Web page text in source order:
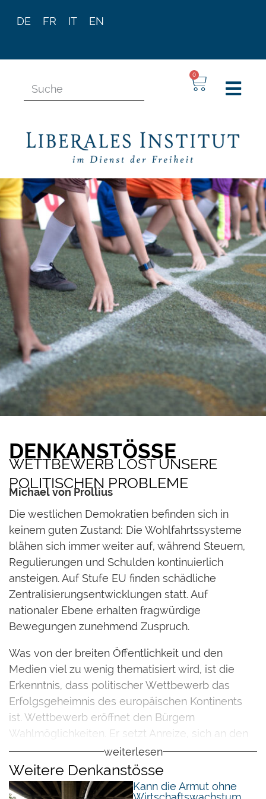
DE FR IT EN
0
DENKANSTÖSSE
WETTBEWERB LÖST UNSERE
POLITISCHEN PROBLEME
Michael von Prollius
Die westlichen Demokratien befinden sich in
keinem guten Zustand: Die Wohlfahrtssysteme
blähen sich immer weiter auf, während Steuern,
Regulierungen und Schulden kontinuierlich
ansteigen. Auf Stufe EU finden schädliche
Zentralisierungsentwicklungen statt. Auf
nationaler Ebene erhalten fragwürdige
Bewegungen zunehmend Zuspruch.
Was von der breiten Öffentlichkeit und den
Medien viel zu wenig thematisiert wird, ist die
Erkenntnis, dass politischer Wettbewerb das
Erfolgsgeheimnis des europäischen Kontinents
ist. Wettbewerb eröffnet den Bürgern
Wahlmöglichkeiten. Er setzt Anreize, sich an den
Bürgerwünschen zu orientieren. Von grosser
Bedeutung ist dabei der zwischenstaatliche
politische Wettbewerb, der es den Bürgern
weiterlesen
Weitere Denkanstösse
Kann die Armut ohne